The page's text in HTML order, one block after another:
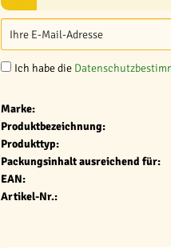
Ich habe die
Marke:
Produktbezeichnung:
Produkttyp:
Packungsinhalt ausreichend für:
EAN:
Artikel-Nr.: